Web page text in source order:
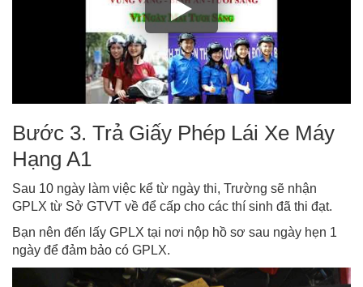
Bước 3. Trả Giấy Phép Lái Xe Máy
Hạng A1
Sau 10 ngày làm việc kể từ ngày thi, Trường sẽ nhận
GPLX từ Sở GTVT về để cấp cho các thí sinh đã thi đạt.
Bạn nên đến lấy GPLX tại nơi nộp hồ sơ sau ngày hẹn 1
ngày để đảm bảo có GPLX.